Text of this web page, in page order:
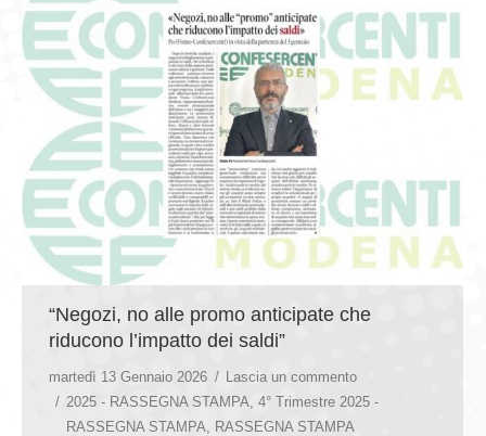
“Negozi, no alle promo anticipate che
riducono l’impatto dei saldi”
martedì 13 Gennaio 2026
Lascia un commento
2025 - RASSEGNA STAMPA 4° Trimestre 2025 -
RASSEGNA STAMPA
RASSEGNA STAMPA